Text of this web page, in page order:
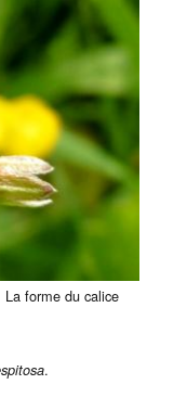
La forme du calice
.